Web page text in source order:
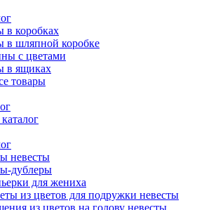
в коробках
в шляпной коробке
с цветами
в ящиках
товары
невесты
дублеры
для жениха
из цветов для подружки невесты